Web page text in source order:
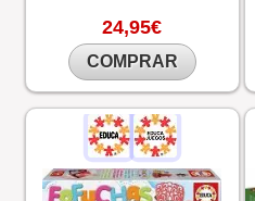
24,95€
COMPRAR